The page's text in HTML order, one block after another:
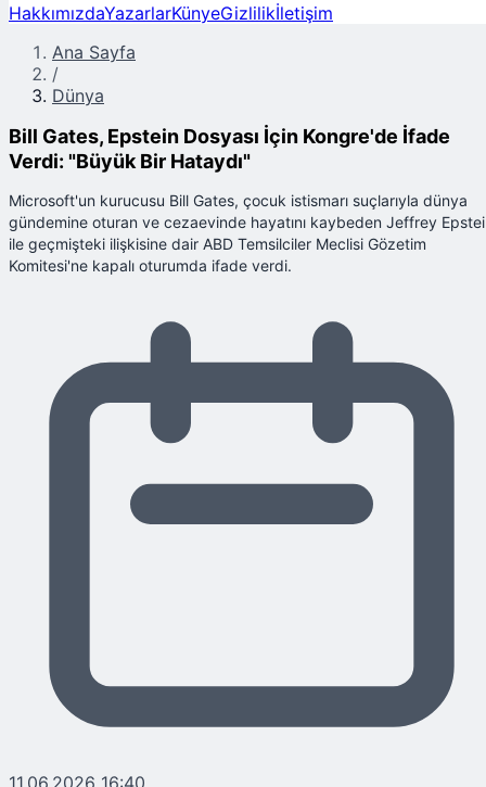
HakkımızdaYazarlarKünyeGizlilikİletişim
Ana Sayfa
/
Dünya
Bill Gates, Epstein Dosyası İçin Kongre'de İfade
Verdi: "Büyük Bir Hataydı"
Microsoft'un kurucusu Bill Gates, çocuk istismarı suçlarıyla dünya
gündemine oturan ve cezaevinde hayatını kaybeden Jeffrey
ile geçmişteki ilişkisine dair ABD Temsilciler Meclisi Gözetim
Komitesi'ne kapalı oturumda ifade verdi.